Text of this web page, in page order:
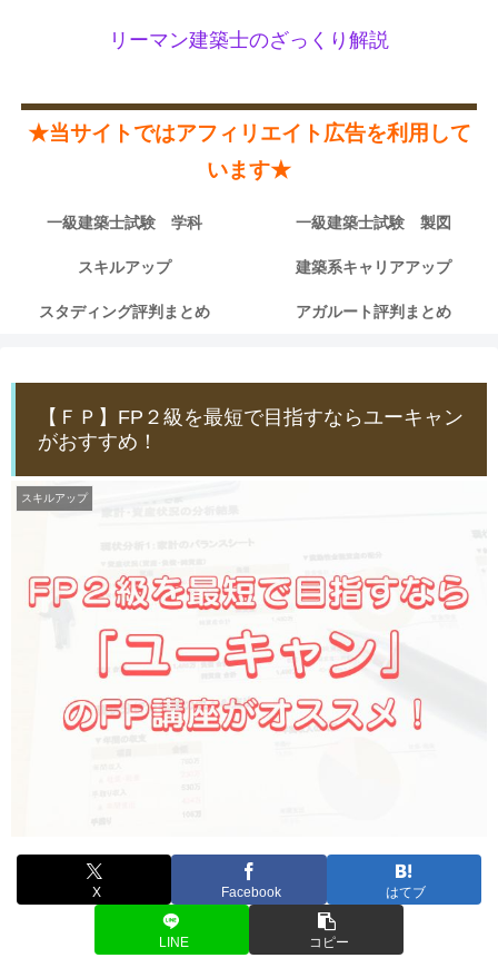
リーマン建築士のざっくり解説
★当サイトではアフィリエイト広告を利用して
います★
一級建築士試験 学科 一級建築士試験 製図
スキルアップ 建築系キャリアアップ
スタディング評判まとめ アガルート評判まとめ
【ＦＰ】FP２級を最短で目指すならユーキャン
がおすすめ！
スキルアップ
X Facebook はてブ
LINE コピー